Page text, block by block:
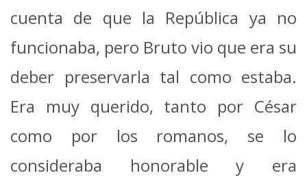
cuenta de que la República ya no
funcionaba, pero Bruto vio que era su
deber preservarla tal como estaba.
Era muy querido, tanto por César
como por los romanos, se lo
consideraba honorable y era